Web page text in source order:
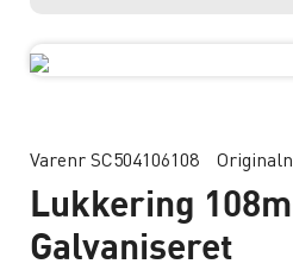
Varenr SC504106108
Lukkering
Galvaniseret